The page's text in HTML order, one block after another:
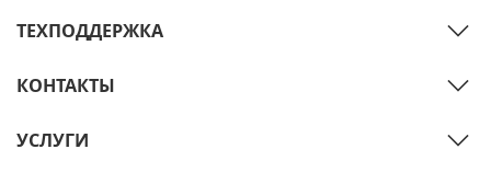
ТЕХПОДДЕРЖКА
КОНТАКТЫ
УСЛУГИ